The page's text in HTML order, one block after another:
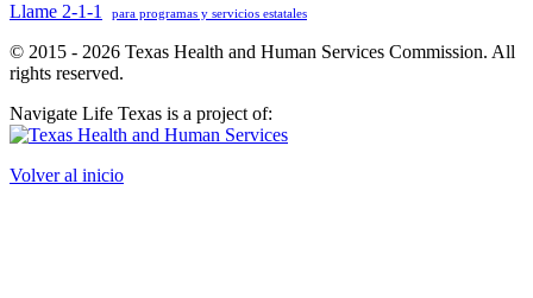
Llame 2-1-1
para programas y servicios estatales
© 2015 - 2026 Texas Health and Human Services Commission. All
rights reserved.
Navigate Life Texas is a project of:
Volver al inicio